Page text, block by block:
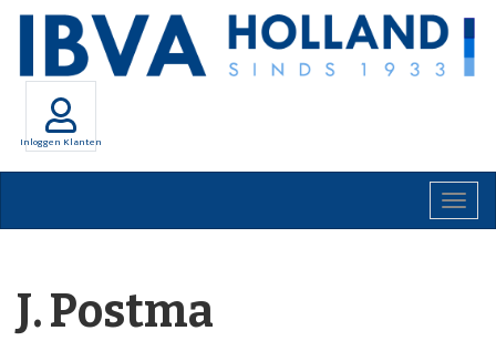
Inloggen Klanten
J. Postma